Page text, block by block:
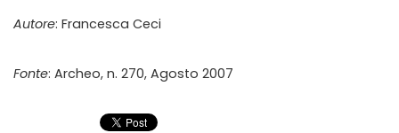
Autore: Francesca Ceci
Fonte: Archeo, n. 270, Agosto 2007